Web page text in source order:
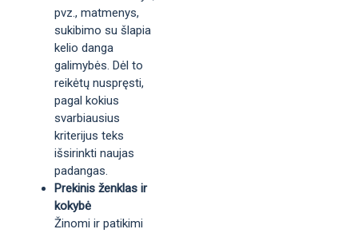
pvz., matmenys,
sukibimo su šlapia
kelio danga
galimybės. Dėl to
reikėtų nuspręsti,
pagal kokius
svarbiausius
kriterijus teks
išsirinkti naujas
padangas.
Prekinis ženklas ir
kokybė
Žinomi ir patikimi